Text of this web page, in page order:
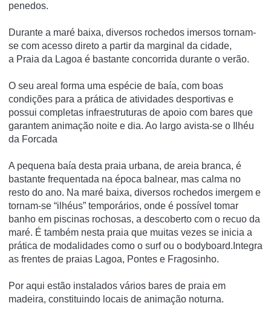
penedos.
Durante a maré baixa, diversos rochedos imersos tornam-
se com acesso direto a partir da marginal da cidade,
a Praia da Lagoa é bastante concorrida durante o verão.
O seu areal forma uma espécie de baía, com boas
condições para a prática de atividades desportivas e
possui completas infraestruturas de apoio com bares que
garantem animação noite e dia. Ao largo avista-se o Ilhéu
da Forcada
A pequena baía desta praia urbana, de areia branca, é
bastante frequentada na época balnear, mas calma no
resto do ano. Na maré baixa, diversos rochedos imergem e
tornam-se “ilhéus” temporários, onde é possível tomar
banho em piscinas rochosas, a descoberto com o recuo da
maré. É também nesta praia que muitas vezes se inicia a
prática de modalidades como o surf ou o bodyboard.Integra
as frentes de praias Lagoa, Pontes e Fragosinho.
Por aqui estão instalados vários bares de praia em
madeira, constituindo locais de animação noturna.